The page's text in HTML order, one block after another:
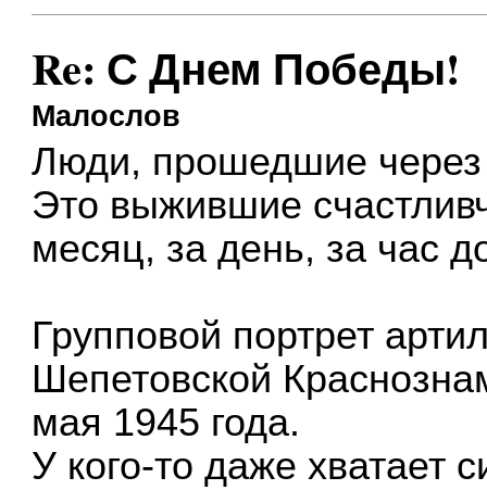
Re: С Днем Победы!
Малослов
Люди, прошедшие
Это выжившие
месяц, за день, за час
Групповой портрет
Шепетовской
мая 1945 года.
У кого-то даже хватает